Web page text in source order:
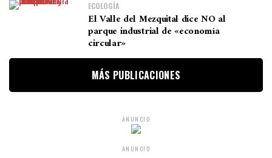
ECOLOGÍA
El Valle del Mezquital dice NO al
parque industrial de «economía
circular»
MÁS PUBLICACIONES
ANUNCIO
ANUNCIO